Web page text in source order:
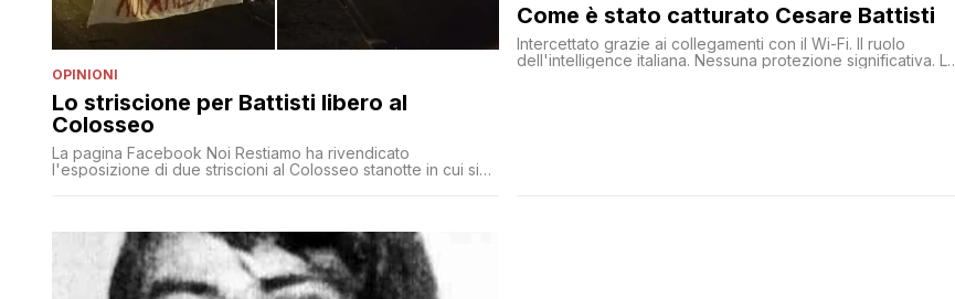
OPINIONI
Lo striscione per Battisti libero al
Colosseo
La pagina Facebook Noi Restiamo ha rivendicato
l'esposizione di due striscioni al Colosseo stanotte in cui si
per condannare un periodo storico di forte cambiamento
sociale e aspra lotta politica. [']
Come è stato catturato Cesare Battisti
Intercettato grazie ai collegamenti con il Wi-Fi. Il ruolo
dell'intelligence italiana. Nessuna protezione significativa. Lo